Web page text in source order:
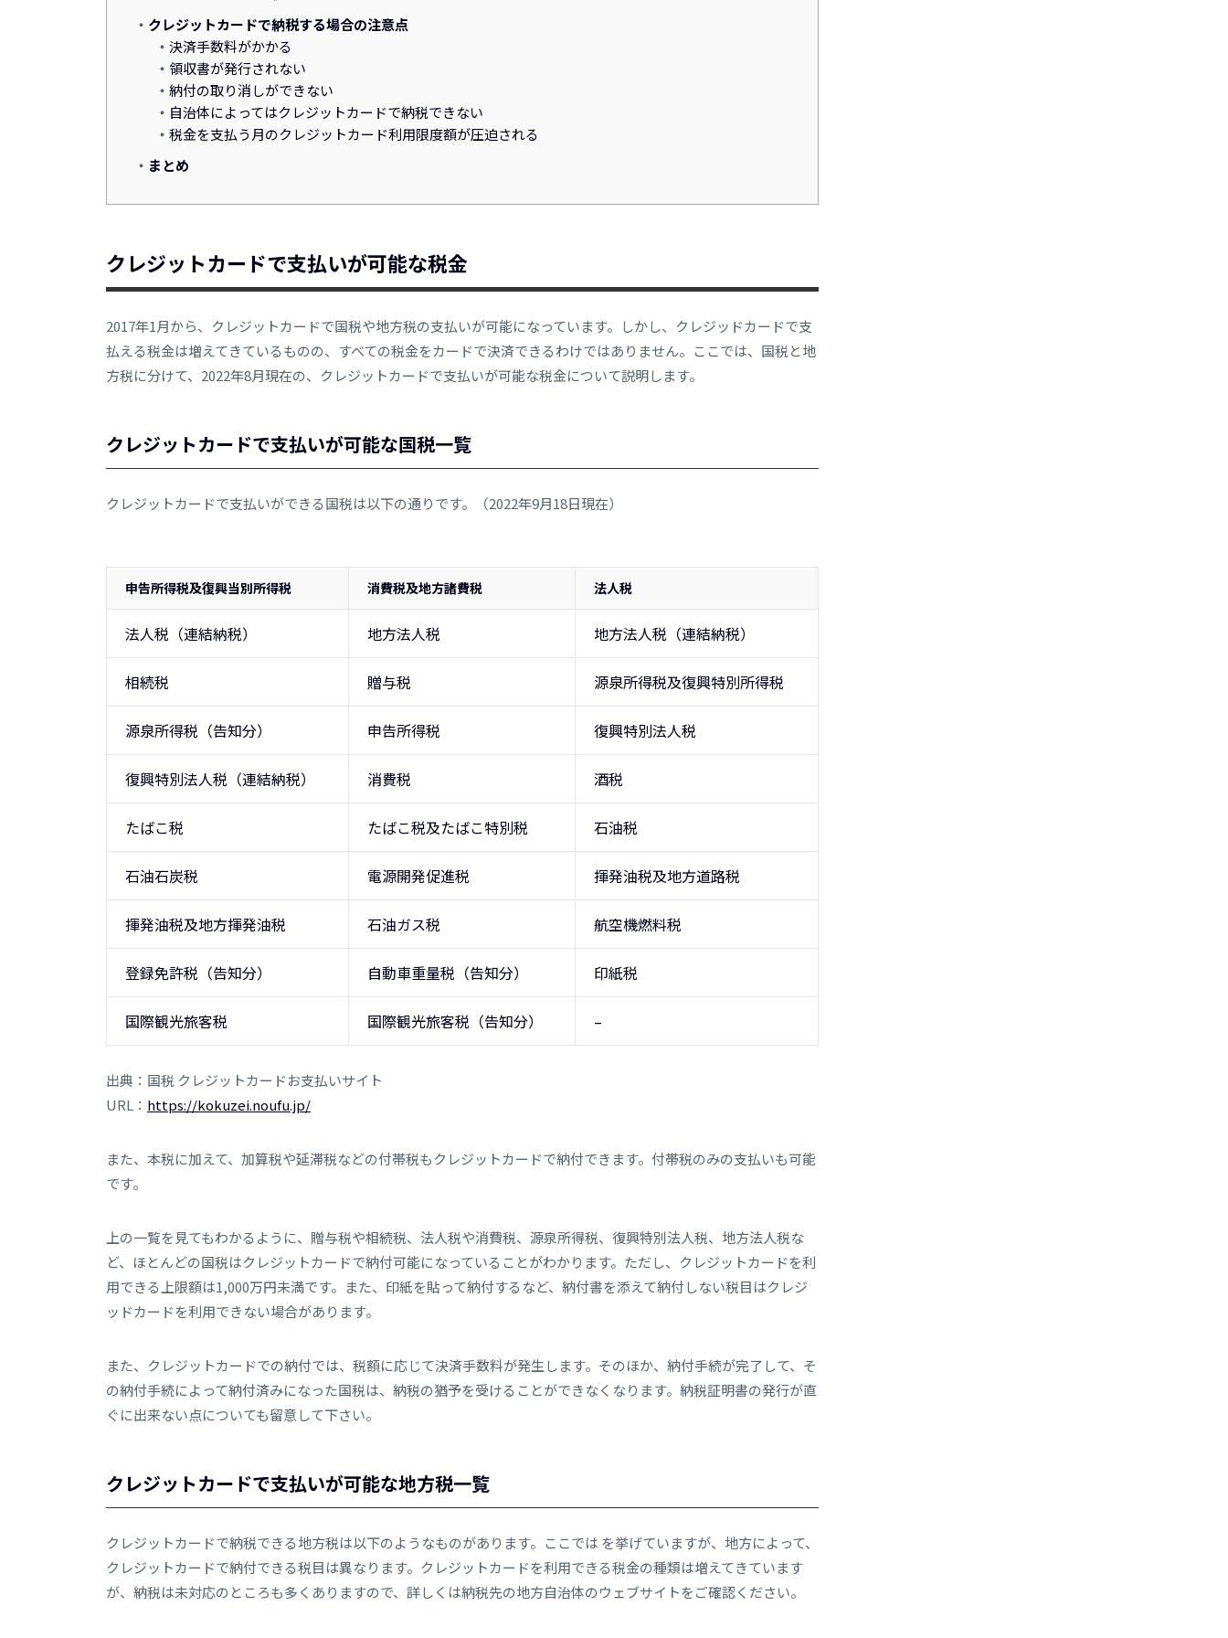
クレジットカードで納税する場合の注意点
決済手数料がかかる
領収書が発行されない
納付の取り消しができない
自治体によってはクレジットカードで納税できない
税金を支払う月のクレジットカード利用限度額が圧迫される
まとめ
クレジットカードで支払いが可能な税金
2017年1月から、クレジットカードで国税や地方税の支払いが可能になっています。しかし、クレジッドカードで支
払える税金は増えてきているものの、すべての税金をカードで決済できるわけではありません。ここでは、国税と地
方税に分けて、2022年8月現在の、クレジットカードで支払いが可能な税金について説明します。
クレジットカードで支払いが可能な国税一覧
クレジットカードで支払いができる国税は以下の通りです。（2022年9月18日現在）
申告所得税及復興当別所得税 消費税及地方諸費税 法人税
法人税（連結納税） 地方法人税 地方法人税（連結納税）
相続税 贈与税 源泉所得税及復興特別所得税
源泉所得税（告知分） 申告所得税 復興特別法人税
復興特別法人税（連結納税） 消費税 酒税
たばこ税 たばこ税及たばこ特別税 石油税
石油石炭税 電源開発促進税 揮発油税及地方道路税
揮発油税及地方揮発油税 石油ガス税 航空機燃料税
登録免許税（告知分） 自動車重量税（告知分） 印紙税
国際観光旅客税 国際観光旅客税（告知分） –
出典：国税 クレジットカードお支払いサイト
URL： https://kokuzei.noufu.jp/
また、本税に加えて、加算税や延滞税などの付帯税もクレジットカードで納付できます。付帯税のみの支払いも可能
です。
上の一覧を見てもわかるように、贈与税や相続税、法人税や消費税、源泉所得税、復興特別法人税、地方法人税な
ど、ほとんどの国税はクレジットカードで納付可能になっていることがわかります。ただし、クレジットカードを利
用できる上限額は1,000万円未満です。また、印紙を貼って納付するなど、納付書を添えて納付しない税目はクレジ
ッドカードを利用できない場合があります。
また、クレジットカードでの納付では、税額に応じて決済手数料が発生します。そのほか、納付手続が完了して、そ
の納付手続によって納付済みになった国税は、納税の猶予を受けることができなくなります。納税証明書の発行が直
ぐに出来ない点についても留意して下さい。
クレジットカードで支払いが可能な地方税一覧
クレジットカードで納税できる地方税は以下のようなものがあります。ここでは を挙げていますが、地方によって、
クレジットカードで納付できる税目は異なります。クレジットカードを利用できる税金の種類は増えてきています
が、納税は未対応のところも多くありますので、詳しくは納税先の地方自治体のウェブサイトをご確認ください。